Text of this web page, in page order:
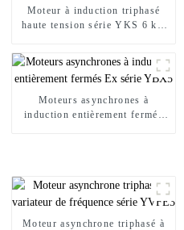
Moteur à induction triphasé
haute tension série YKS 6 kV
Moteurs asynchrones à
induction entièrement fermés
Moteur asynchrone triphasé à